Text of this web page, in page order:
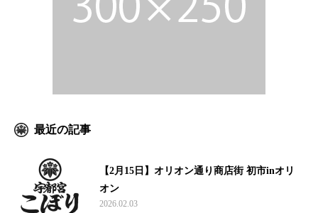
最近の記事
【2月15日】オリオン通り商店街 初市inオリ
オン
2026.02.03